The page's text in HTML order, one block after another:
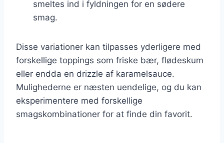
smeltes ind i fyldningen for en sødere
smag.
Disse variationer kan tilpasses yderligere med
forskellige toppings som friske bær, flødeskum
eller endda en drizzle af karamelsauce.
Mulighederne er næsten uendelige, og du kan
eksperimentere med forskellige
smagskombinationer for at finde din favorit.